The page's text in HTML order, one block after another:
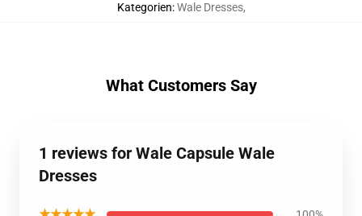
Kategorien:Wale Dresses,
What Customers Say
1 reviews for Wale Capsule Wale
Dresses